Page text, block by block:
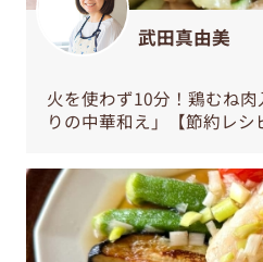
武田真由美
火を使わず10分！鶏むね
りの中華和え」【節約レシ